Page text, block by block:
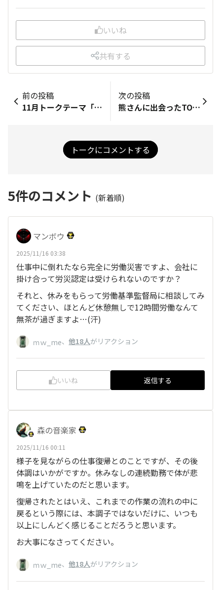
いいね
共有する
前の投稿
11月トークテーマ「自分以外のTORQUEユーザーに出会ったとき」 ですが、遭遇したことはありません。終わり。 では詰まらないので、愚息が以前話していたことを紹介します。 海の公務員になり、艦はスマホの持込みが禁止だということで、私の使っていたG'z One Type-Xを譲りました。配属先ではおおかたの乗組員がG'z Oneを持っていてびっくりしたとのことでした。因みに時計はG-SHOCK。今はスマホの持込みがどうなっているかわかりませんが、スマホがOKになっていればTORQUEの所有者が多そうです。 仮に自分が遭遇したらと想像して、その方と視線が合ったらお互いニヤニヤしそうです。
次の投稿
熊さんに出会ったTORQUEユーザー 熊による被害の増加が大きくニュースになっていますが 熊関連の体験談を書いてください
トークにコメントする
5件のコメント (新着順)
マンボウ
2025/11/16 03:38
仕事中に倒れたなら完全に労働災害ですよ、会社に
掛け合って労災認定は受けられないのですか？
それと、休みをもらって労働基準監督局に相談してみ
てください、ほとんど休憩無しで12時間労働なんて
無茶が過ぎますよ…(汗)
ｍｗ_me、 他18人がリアクション
いいね 返信する
森の音楽家
2025/11/16 00:11
様子を見ながらの仕事復帰とのことですが、その後
体調はいかがですか。休みなしの連続勤務で体が悲
鳴を上げていたのだと思います。
復帰されたとはいえ、これまでの作業の流れの中に
戻るという際には、本調子ではないだけに、いつも
以上にしんどく感じることだろうと思います。
お大事になさってください。
ｍｗ_me、 他18人がリアクション